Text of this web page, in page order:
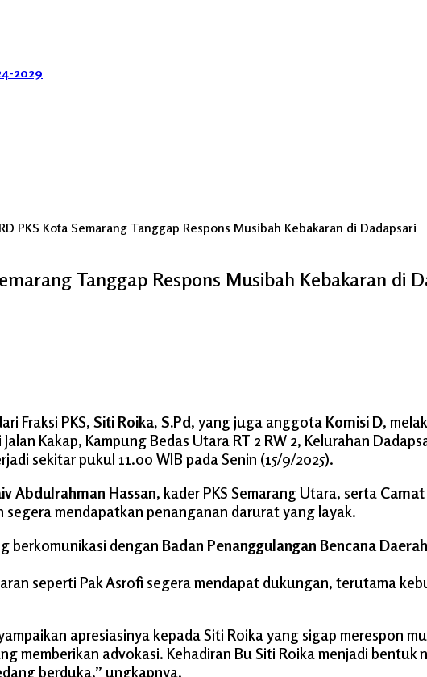
2029
PKS Kota Semarang Tanggap Respons Musibah Kebakaran di Dadapsari
Tanggap Respons Musibah Kebakaran di
Fraksi PKS, Siti Roika, S.Pd, yang juga anggotaKomisi D,
Jalan Kakap, Kampung Bedas Utara RT 2 RW 2, Kelurahan
sekitar pukul 11.00 WIB pada Senin (15/9/2025).
Abdulrahman Hassan, kader PKS Semarang Utara, serta
mendapatkan penanganan darurat yang layak.
berkomunikasi dengan Badan Penanggulangan Bencana
seperti Pak Asrofi segera mendapat dukungan, terutama
apresiasinya kepada Siti Roika yang sigap merespon
memberikan advokasi. Kehadiran Bu Siti Roika menjadi bentuk
berduka,” ungkapnya.